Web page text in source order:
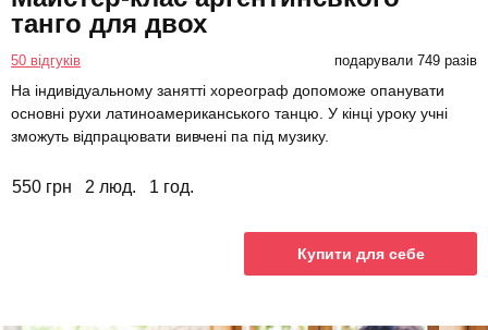
танго для двох
50 відгуків подарували 749 разів
На індивідуальному занятті хореограф допоможе опанувати
основні рухи латиноамериканського танцю. У кінці уроку учні
зможуть відпрацювати вивчені па під музику.
550 грн 2 люд. 1 год.
Купити для себе